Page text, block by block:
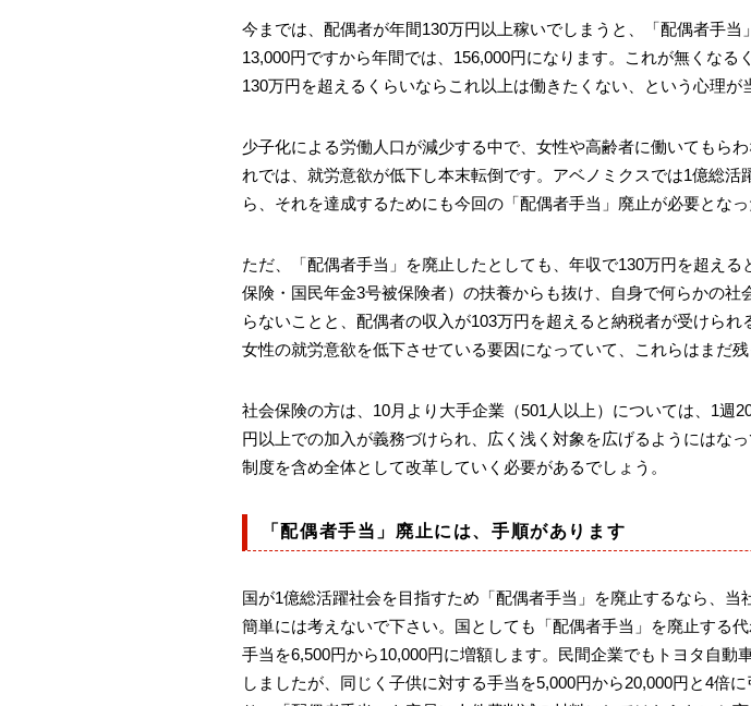
今までは、配偶者が年間130万円以上稼いでしまうと、「配偶者手当
13,000円ですから年間では、156,000円になります。これが無くなる
130万円を超えるくらいならこれ以上は働きたくない、という心理が
少子化による労働人口が減少する中で、女性や高齢者に働いてもら
れでは、就労意欲が低下し本末転倒です。アベノミクスでは1億総活
ら、それを達成するためにも今回の「配偶者手当」廃止が必要となっ
ただ、「配偶者手当」を廃止したとしても、年収で130万円を超える
保険・国民年金3号被保険者）の扶養からも抜け、自身で何らかの社
らないことと、配偶者の収入が103万円を超えると納税者が受けられ
女性の就労意欲を低下させている要因になっていて、これらはまだ残
社会保険の方は、10月より大手企業（501人以上）については、1週
円以上での加入が義務づけられ、広く浅く対象を広げるようにはな
制度を含め全体として改革していく必要があるでしょう。
「配偶者手当」廃止には、手順があります
国が1億総活躍社会を目指すため「配偶者手当」を廃止するなら、当
簡単には考えないで下さい。国としても「配偶者手当」を廃止する
手当を6,500円から10,000円に増額します。民間企業でもトヨタ自動
しましたが、同じく子供に対する手当を5,000円から20,000円と4倍